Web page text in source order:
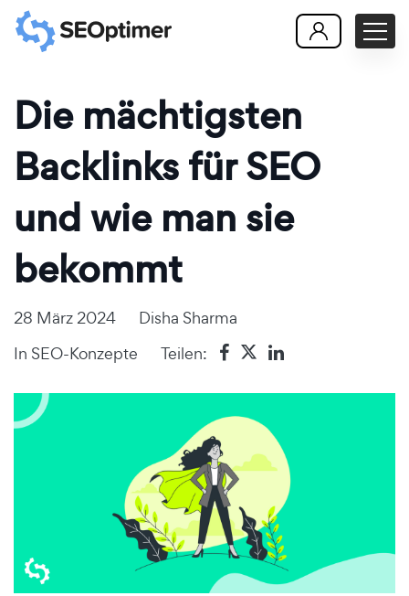
Die mächtigsten
Backlinks für SEO
und wie man sie
bekommt
28 März 2024
Disha Sharma
In SEO-Konzepte Teilen: